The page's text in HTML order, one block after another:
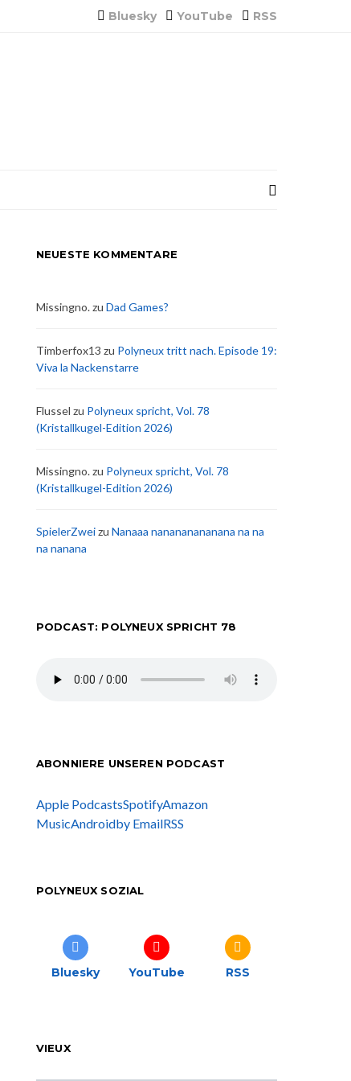
Bluesky YouTube RSS
NEUESTE KOMMENTARE
Missingno.zu Dad Games?
Timberfox13 zu Polyneux tritt nach. Episode 19:
Viva la Nackenstarre
Flussel zu Polyneux spricht, Vol. 78
(Kristallkugel-Edition 2026)
Missingno.zu Polyneux spricht, Vol. 78
(Kristallkugel-Edition 2026)
SpielerZweizu Nanaaa nanananananana na na
na nanana
PODCAST: POLYNEUX SPRICHT 78
ABONNIERE UNSEREN PODCAST
Apple PodcastsSpotifyAmazon
MusicAndroidby EmailRSS
POLYNEUX SOZIAL
Bluesky YouTube RSS
VIEUX